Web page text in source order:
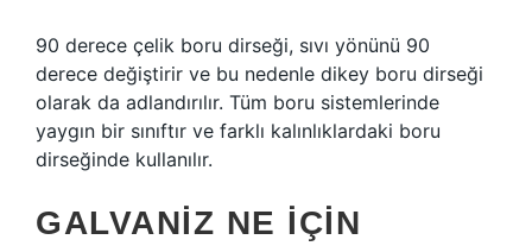
90 derece çelik boru dirseği, sıvı yönünü 90
derece değiştirir ve bu nedenle dikey boru dirseği
olarak da adlandırılır. Tüm boru sistemlerinde
yaygın bir sınıftır ve farklı kalınlıklardaki boru
dirseğinde kullanılır.
GALVANIZ NE IÇIN